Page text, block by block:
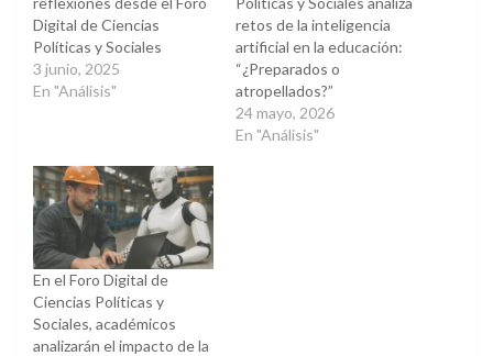
Digital de Ciencias
Políticas y Sociales
3 junio, 2025
En "Análisis"
retos de la inteligencia
artificial en la educación:
“¿Preparados o
atropellados?”
24 mayo, 2026
En "Análisis"
En el Foro Digital de
Ciencias Políticas y
Sociales, académicos
analizarán el impacto de la